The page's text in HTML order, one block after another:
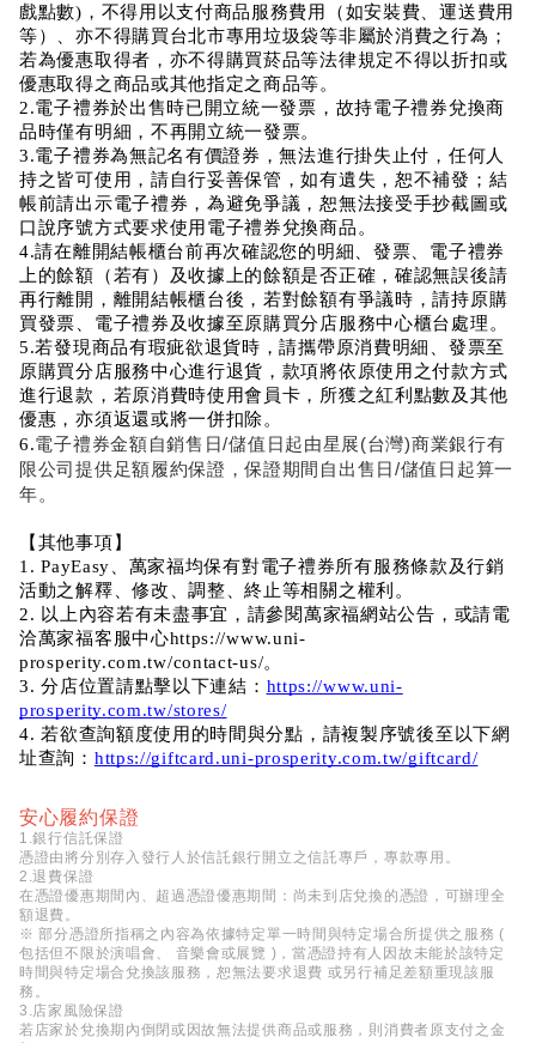
戲點數)，不得用以支付商品服務費用（如安裝費、運送費用
等）、亦不得購買台北市專用垃圾袋等非屬於消費之行為；
若為優惠取得者，亦不得購買菸品等法律規定不得以折扣或
優惠取得之商品或其他指定之商品等。
2.電子禮券於出售時已開立統一發票，故持電子禮券兌換商
品時僅有明細，不再開立統一發票。
3.電子禮券為無記名有價證券，無法進行掛失止付，任何人
持之皆可使用，請自行妥善保管，如有遺失，恕不補發；結
帳前請出示電子禮券，為避免爭議，恕無法接受手抄截圖或
口說序號方式要求使用電子禮券兌換商品。
4.請在離開結帳櫃台前再次確認您的明細、發票、電子禮券
上的餘額（若有）及收據上的餘額是否正確，確認無誤後請
再行離開，離開結帳櫃台後，若對餘額有爭議時，請持原購
買發票、電子禮券及收據至原購買分店服務中心櫃台處理。
5.若發現商品有瑕疵欲退貨時，請攜帶原消費明細、發票至
原購買分店服務中心進行退貨，款項將依原使用之付款方式
進行退款，若原消費時使用會員卡，所獲之紅利點數及其他
優惠，亦須返還或將一併扣除。
6.電子禮券金額自銷售日/儲值日起由星展(台灣)商業銀行有
限公司提供足額履約保證，保證期間自出售日/儲值日起算一
年。
【其他事項】
1. PayEasy、萬家福均保有對電子禮券所有服務條款及行銷
活動之解釋、修改、調整、終止等相關之權利。
2. 以上內容若有未盡事宜，請參閱萬家福網站公告，或請電
洽萬家福客服中心https://www.uni-
prosperity.com.tw/contact-us/。
3. 分店位置請點擊以下連結： https://www.uni-
prosperity.com.tw/stores/
4. 若欲查詢額度使用的時間與分點，請複製序號後至以下網
址查詢： https://giftcard.uni-prosperity.com.tw/giftcard/
安心履約保證
1.銀行信託保證
憑證由將分別存入發行人於信託銀行開立之信託專戶，專款專用。
2.退費保證
在憑證優惠期間內、超過憑證優惠期間：尚未到店兌換的憑證，可辦理全
額退費。
※ 部分憑證所指稱之內容為依據特定單一時間與特定場合所提供之服務 (
包括但不限於演唱會、 音樂會或展覽 )，當憑證持有人因故未能於該特定
時間與特定場合兌換該服務，恕無法要求退費 或另行補足差額重現該服
務。
3.店家風險保證
若店家於兌換期內倒閉或因故無法提供商品或服務，則消費者原支付之金